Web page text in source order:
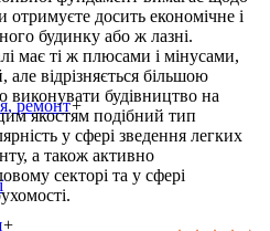
ремонт+
+
отримуєте досить економічне і
будинку або ж лазні.
має ті ж плюсами і мінусами,
відрізняється більшою
виконувати будівництво на
якостям подібний тип
у сфері зведення легких
а також активно
секторі та у сфері